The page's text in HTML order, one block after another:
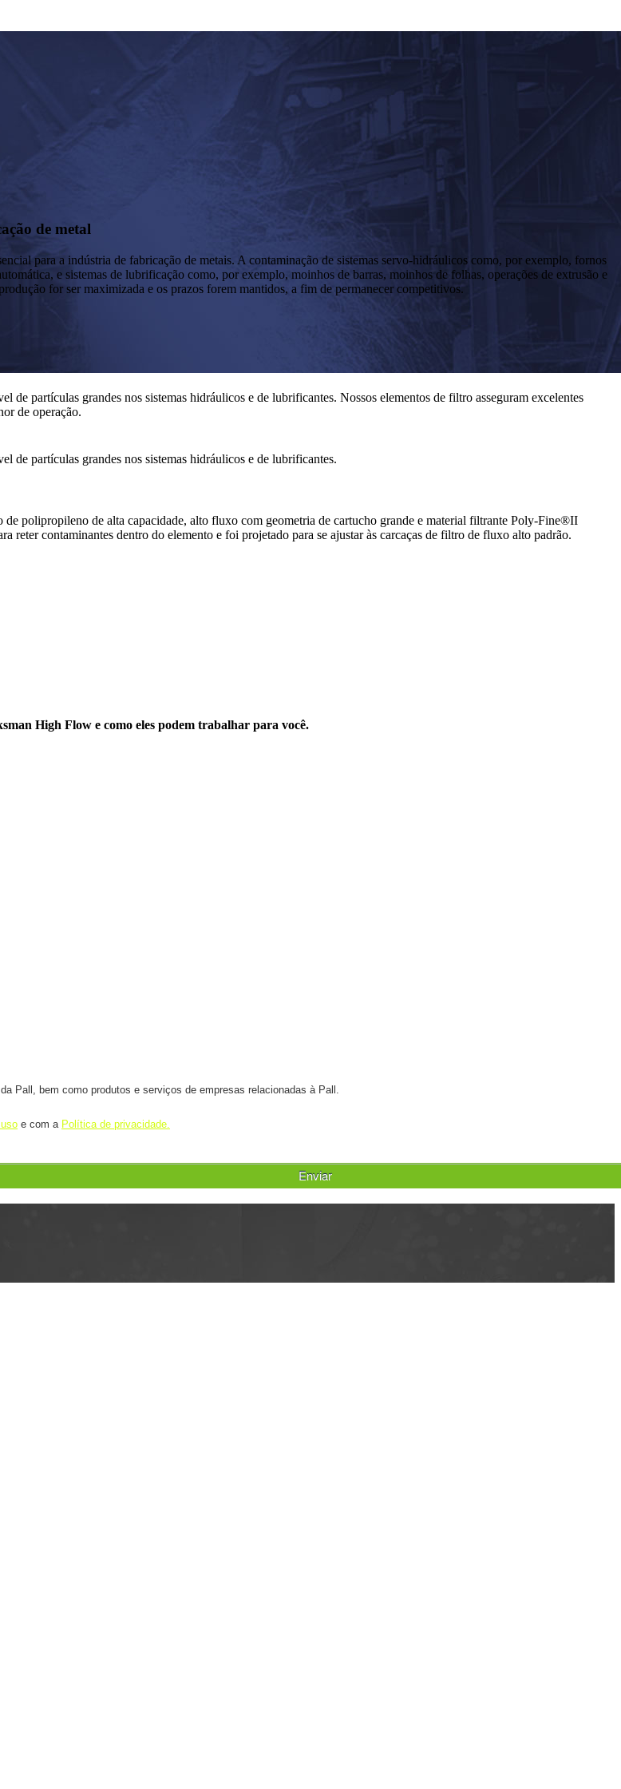
de partículas grandes nos sistemas hidráulicos e de lubrificantes.
de metal
para a indústria de fabricação de metais. A contaminação de sistemas servo-hidráulicos como, por exemplo, fornos
e sistemas de lubrificação como, por exemplo, moinhos de barras, moinhos de folhas, operações de extrusão e
for ser maximizada e os prazos forem mantidos, a fim de permanecer competitivos.
partículas grandes nos sistemas hidráulicos e de lubrificantes. Nossos elementos de filtro asseguram excelentes
de operação.
de polipropileno de alta capacidade, alto fluxo com geometria de cartucho grande e material filtrante Poly-Fine®II
contaminantes dentro do elemento e foi projetado para se ajustar às carcaças de filtro de fluxo alto padrão.
High Flow e como eles podem trabalhar para você.
Pall, bem como produtos e serviços de empresas relacionadas à Pall.
e com a Política de privacidade.
Enviar